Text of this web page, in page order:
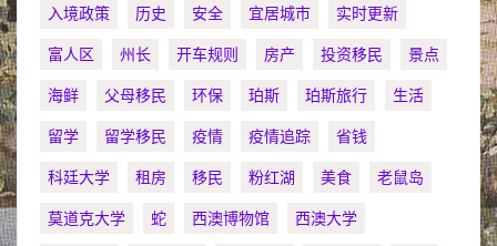
入境政策
历史 安全 宜居城市
实时更新
富人区
州长 开车规则 房产 投资移民
景点
海鲜
父母移民 环保 珀斯 珀斯旅行
生活
留学
留学移民 疫情 疫情追踪
省钱
科廷大学
租房 移民 粉红湖 美食
老鼠岛
莫道克大学
蛇 西澳博物馆
西澳大学